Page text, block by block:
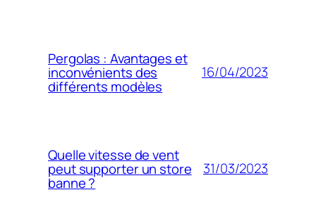
Pergolas : Avantages et
inconvénients des
différents modèles
16/04/2023
Quelle vitesse de vent
peut supporter un store
banne ?
31/03/2023